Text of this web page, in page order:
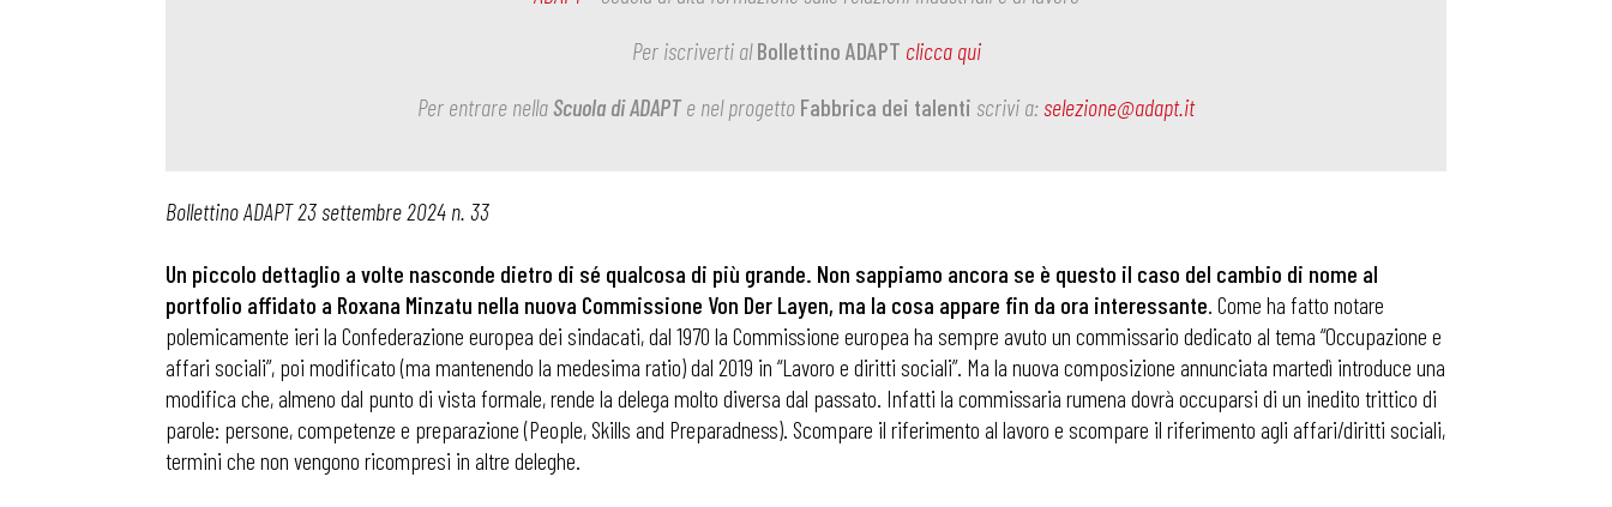
Per iscriverti alBollettino ADAPT clicca qui
Per entrare nella Scuola di ADAPT e nel progetto Fabbrica dei talenti scrivi a:selezione@adapt.it
Bollettino ADAPT 23 settembre 2024 n. 33
Un piccolo dettaglio a volte nasconde dietro di sé qualcosa di più grande. Non sappiamo ancora se è questo il caso del cambio di nome al
portfolio affidato a Roxana Minzatu nella nuova Commissione Von Der Layen, ma la cosa appare fin da ora interessante. Come ha fatto notare
polemicamente ieri la Confederazione europea dei sindacati, dal 1970 la Commissione europea ha sempre avuto un commissario dedicato al tema “Occupazione e
affari sociali”, poi modificato (ma mantenendo la medesima ratio) dal 2019 in “Lavoro e diritti sociali”. Ma la nuova composizione annunciata martedì introduce una
modifica che, almeno dal punto di vista formale, rende la delega molto diversa dal passato. Infatti la commissaria rumena dovrà occuparsi di un inedito trittico di
parole: persone, competenze e preparazione (People, Skills and Preparadness). Scompare il riferimento al lavoro e scompare il riferimento agli affari/diritti sociali,
termini che non vengono ricompresi in altre deleghe.